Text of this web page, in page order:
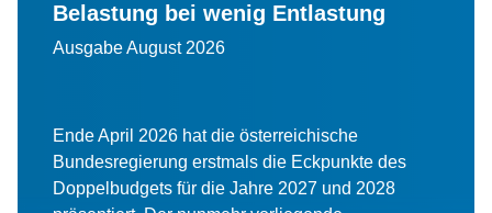
Belastung bei wenig Entlastung
Ausgabe August 2026
Ende April 2026 hat die österreichische
Bundesregierung erstmals die Eckpunkte des
Doppelbudgets für die Jahre 2027 und 2028